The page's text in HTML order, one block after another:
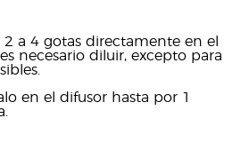
2 a 4 gotas directamente en el
necesario diluir, excepto para
en el difusor hasta por 1